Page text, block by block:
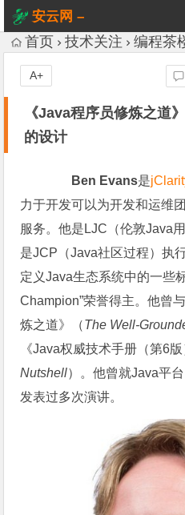
安云网 –
AnYun.ORG
首页 技术关注 编程茶
《Java程序员修炼之道
的设计
A+
Ben Evans是
力于开发可以为开发和运维
服务。他是LJC（伦敦Java
是JCP（Java社区过程）执
定义Java生态系统中的一些
Champion”荣誉得主。他曾
炼之道》（The Well-
《Java权威技术手册（第6
Nutshell）。他曾就Java平
发表过多次演讲。